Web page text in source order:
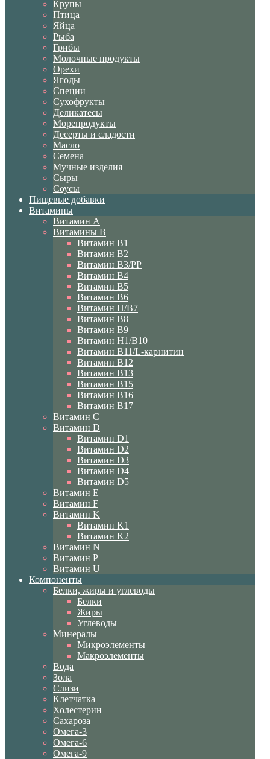
Крупы
Птица
Яйца
Рыба
Грибы
Молочные продукты
Орехи
Ягоды
Специи
Сухофрукты
Деликатесы
Морепродукты
Десерты и сладости
Масло
Семена
Мучные изделия
Сыры
Соусы
Пищевые добавки
Витамины
Витамин A
Витамины B
Витамин B1
Витамин B2
Витамин B3/PP
Витамин B4
Витамин B5
Витамин B6
Витамин H/B7
Витамин B8
Витамин B9
Витамин H1/В10
Витамин B11/L-карнитин
Витамин B12
Витамин B13
Витамин B15
Витамин B16
Витамин B17
Витамин C
Витамин D
Витамин D1
Витамин D2
Витамин D3
Витамин D4
Витамин D5
Витамин E
Витамин F
Витамин K
Витамин K1
Витамин K2
Витамин N
Витамин P
Витамин U
Компоненты
Белки, жиры и углеводы
Белки
Жиры
Углеводы
Минералы
Микроэлементы
Макроэлементы
Вода
Зола
Слизи
Клетчатка
Холестерин
Сахароза
Омега-3
Омега-6
Омега-9